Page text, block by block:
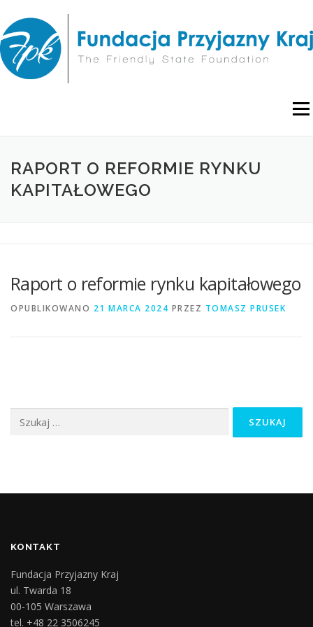
treści
Menu
O NAS WYDARZENIA RAPORTY I ANALIZY
RAPORT O REFORMIE RYNKU
KAPITAŁOWEGO
Raport o reformie rynku kapitałowego
OPUBLIKOWANO 21 MARCA 2024 PRZEZ TOMASZ PRUSEK
KONTAKT
Fundacja Przyjazny Kraj
ul. Twarda 18
00-105 Warszawa
tel. +48 22 3506245